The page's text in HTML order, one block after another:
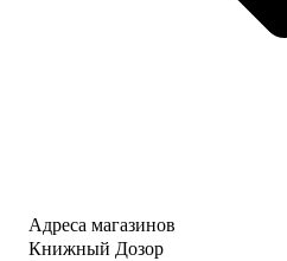
Адреса магазинов
Книжный Дозор